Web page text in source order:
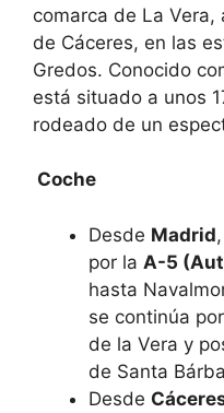
comarca de La
de Cáceres, en las
Gredos. Conocido
está situado a unos
rodeado de un
Coche
Desde Madrid
por la A-5
hasta
se continúa
de la Vera y
de Santa
Desde